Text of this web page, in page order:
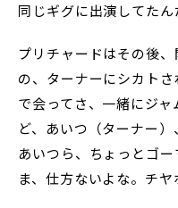
同じギグに出演してたん
プリチャードはその後
の、ターナーにシカト
で会ってさ、一緒にジ
ど、あいつ（ターナー）
あいつら、ちょっとゴー
ま、仕方ないよな。チヤ